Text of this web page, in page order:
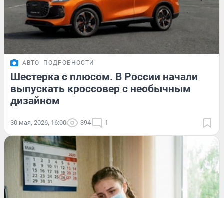
АВТО ПОДРОБНОСТИ
Шестерка с плюсом. В России начали
выпускать кроссовер с необычным
дизайном
30 мая, 2026, 16:00 394 1